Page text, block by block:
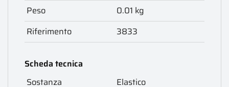
Peso
0.01 kg
Riferimento
3833
Scheda tecnica
Sostanza
Elastico